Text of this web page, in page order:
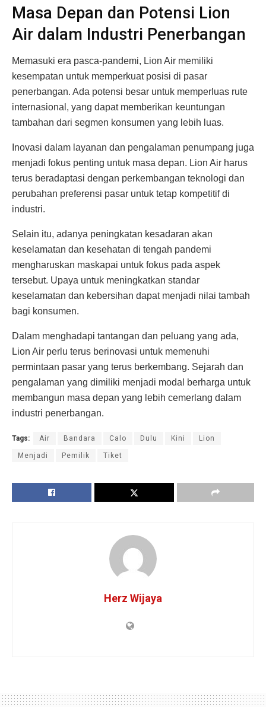
Masa Depan dan Potensi Lion
Air dalam Industri Penerbangan
Memasuki era pasca-pandemi, Lion Air memiliki
kesempatan untuk memperkuat posisi di pasar
penerbangan. Ada potensi besar untuk memperluas rute
internasional, yang dapat memberikan keuntungan
tambahan dari segmen konsumen yang lebih luas.
Inovasi dalam layanan dan pengalaman penumpang juga
menjadi fokus penting untuk masa depan. Lion Air harus
terus beradaptasi dengan perkembangan teknologi dan
perubahan preferensi pasar untuk tetap kompetitif di
industri.
Selain itu, adanya peningkatan kesadaran akan
keselamatan dan kesehatan di tengah pandemi
mengharuskan maskapai untuk fokus pada aspek
tersebut. Upaya untuk meningkatkan standar
keselamatan dan kebersihan dapat menjadi nilai tambah
bagi konsumen.
Dalam menghadapi tantangan dan peluang yang ada,
Lion Air perlu terus berinovasi untuk memenuhi
permintaan pasar yang terus berkembang. Sejarah dan
pengalaman yang dimiliki menjadi modal berharga untuk
membangun masa depan yang lebih cemerlang dalam
industri penerbangan.
Tags: Air Bandara Calo Dulu Kini Lion
Menjadi Pemilik Tiket
Herz Wijaya